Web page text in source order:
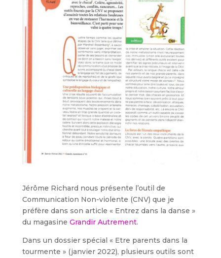
Jérôme Richard nous présente l’outil de
Communication Non-violente (CNV) que je
préfère dans son article « Entrez dans la danse »
du magasine Grandir Autrement.
Dans un dossier spécial « Etre parents dans la
tourmente » (janvier 2022), plusieurs outils sont